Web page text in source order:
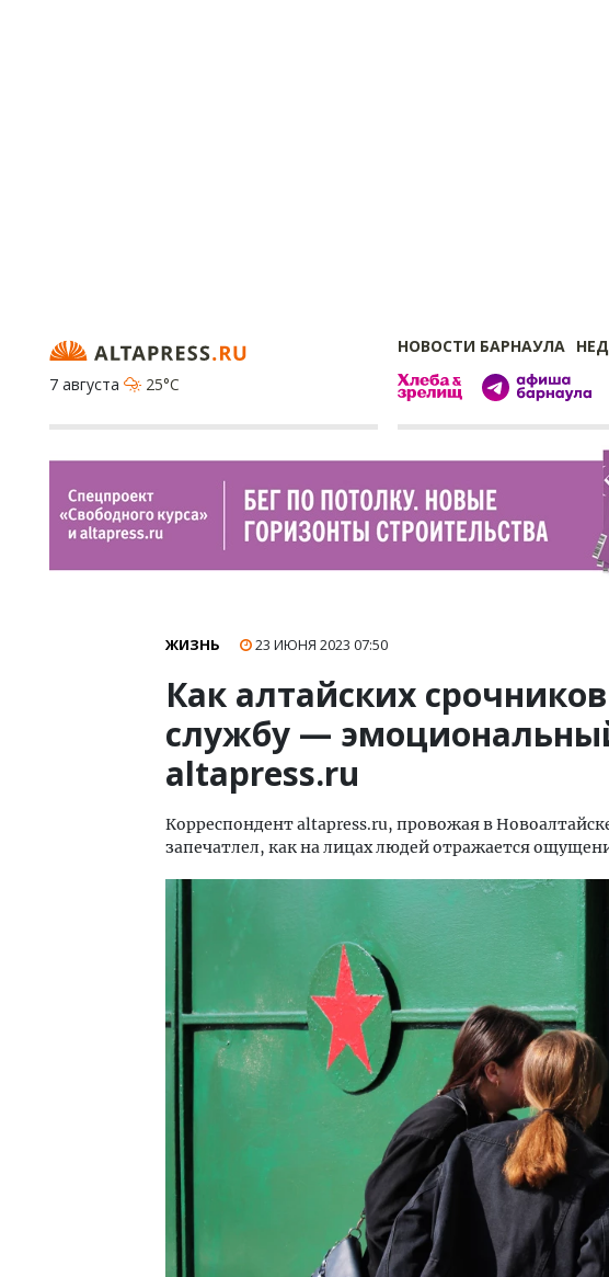
НОВОСТИ БАРНАУЛА
7 августа
25°C
ЖИЗНЬ 23 ИЮНЯ 2023 07:50
Как алтайских
службу —
altapress.ru
Корреспондент altapress.ru, провожая в
запечатлел, как на лицах людей отражается